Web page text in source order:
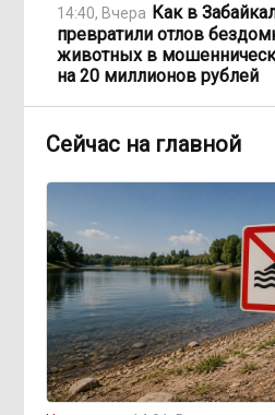
14:40, Вчера Как в
превратили отлов
животных в
на 20 миллионов рублей
14:01, Вчера
В Забайкалье
13:15, Вчера
Вода за 68
ТГК-14 заплатит
пользование Кеноном и
12:33, Вчера Этно-парк,
сих пор не готов,
года: что не так с
Сейчас на главной